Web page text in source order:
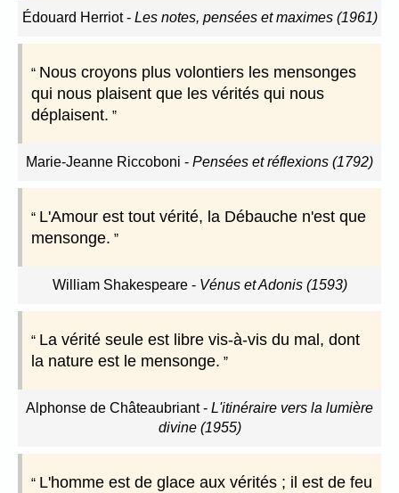
Édouard Herriot- Les notes, pensées et maximes (1961)
Nous croyons plus volontiers les mensonges
qui nous plaisent que les vérités qui nous
déplaisent.
Marie-Jeanne Riccoboni - Pensées et réflexions (1792)
L'Amour est tout vérité, la Débauche n'est que
mensonge.
William Shakespeare- Vénus et Adonis (1593)
La vérité seule est libre vis-à-vis du mal, dont
la nature est le mensonge.
Alphonse de Châteaubriant- L'itinéraire vers la lumière
divine (1955)
L'homme est de glace aux vérités ; il est de feu